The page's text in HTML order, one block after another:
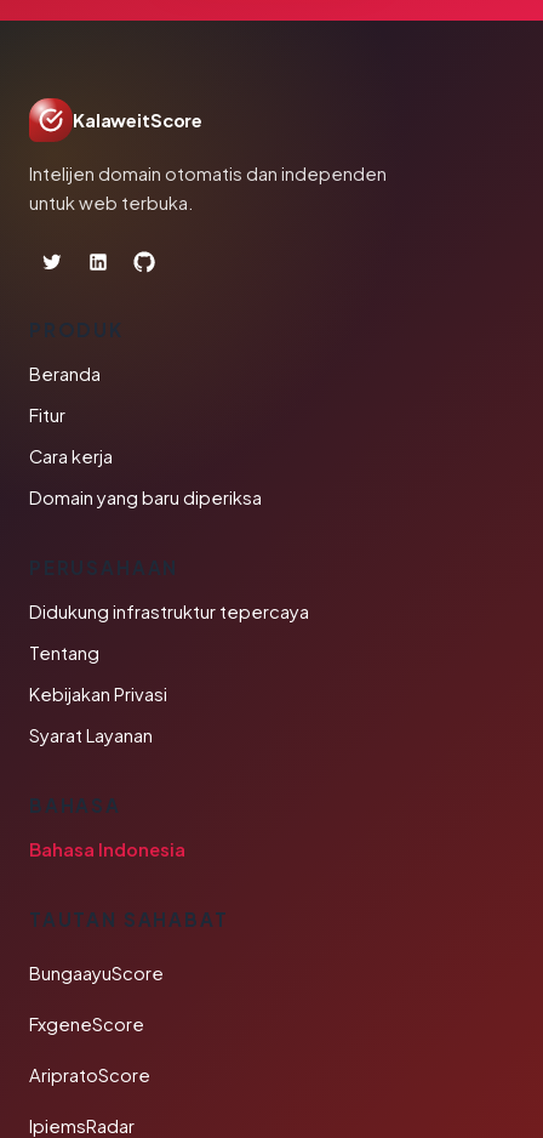
KalaweitScore
Intelijen domain otomatis dan independen
untuk web terbuka.
PRODUK
Beranda
Fitur
Cara kerja
Domain yang baru diperiksa
PERUSAHAAN
Didukung infrastruktur tepercaya
Tentang
Kebijakan Privasi
Syarat Layanan
BAHASA
Bahasa Indonesia
TAUTAN SAHABAT
BungaayuScore
FxgeneScore
AripratoScore
IpiemsRadar